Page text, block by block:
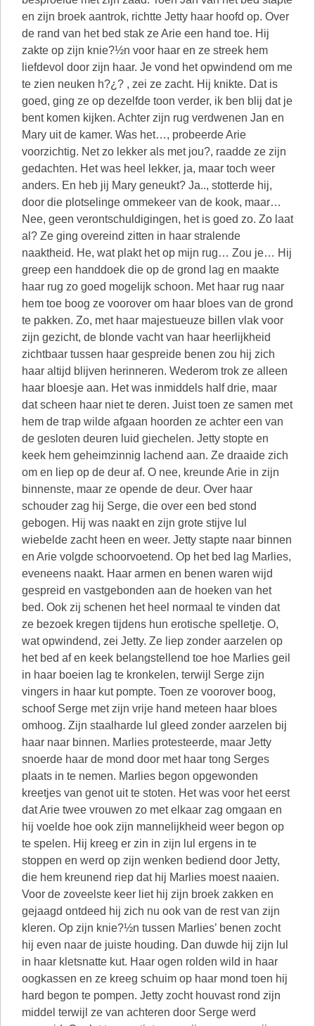
en zijn broek aantrok, richtte Jetty haar hoofd op. Over
de rand van het bed stak ze Arie een hand toe. Hij
zakte op zijn knie?½n voor haar en ze streek hem
liefdevol door zijn haar. Je vond het opwindend om me
te zien neuken h?¿? , zei ze zacht. Hij knikte. Dat is
goed, ging ze op dezelfde toon verder, ik ben blij dat je
bent komen kijken. Achter zijn rug verdwenen Jan en
Mary uit de kamer. Was het…, probeerde Arie
voorzichtig. Net zo lekker als met jou?, raadde ze zijn
gedachten. Het was heel lekker, ja, maar toch weer
anders. En heb jij Mary geneukt? Ja.., stotterde hij,
door die plotselinge ommekeer van de kook, maar…
Nee, geen verontschuldigingen, het is goed zo. Zo laat
al? Ze ging overeind zitten in haar stralende
naaktheid. He, wat plakt het op mijn rug… Zou je… Hij
greep een handdoek die op de grond lag en maakte
haar rug zo goed mogelijk schoon. Met haar rug naar
hem toe boog ze voorover om haar bloes van de grond
te pakken. Zo, met haar majestueuze billen vlak voor
zijn gezicht, de blonde vacht van haar heerlijkheid
zichtbaar tussen haar gespreide benen zou hij zich
haar altijd blijven herinneren. Wederom trok ze alleen
haar bloesje aan. Het was inmiddels half drie, maar
dat scheen haar niet te deren. Juist toen ze samen met
hem de trap wilde afgaan hoorden ze achter een van
de gesloten deuren luid giechelen. Jetty stopte en
keek hem geheimzinnig lachend aan. Ze draaide zich
om en liep op de deur af. O nee, kreunde Arie in zijn
binnenste, maar ze opende de deur. Over haar
schouder zag hij Serge, die over een bed stond
gebogen. Hij was naakt en zijn grote stijve lul
wiebelde zacht heen en weer. Jetty stapte naar binnen
en Arie volgde schoorvoetend. Op het bed lag Marlies,
eveneens naakt. Haar armen en benen waren wijd
gespreid en vastgebonden aan de hoeken van het
bed. Ook zij schenen het heel normaal te vinden dat
ze bezoek kregen tijdens hun erotische spelletje. O,
wat opwindend, zei Jetty. Ze liep zonder aarzelen op
het bed af en keek belangstellend toe hoe Marlies geil
in haar boeien lag te kronkelen, terwijl Serge zijn
vingers in haar kut pompte. Toen ze voorover boog,
schoof Serge met zijn vrije hand meteen haar bloes
omhoog. Zijn staalharde lul gleed zonder aarzelen bij
haar naar binnen. Marlies protesteerde, maar Jetty
snoerde haar de mond door met haar tong Serges
plaats in te nemen. Marlies begon opgewonden
kreetjes van genot uit te stoten. Het was voor het eerst
dat Arie twee vrouwen zo met elkaar zag omgaan en
hij voelde hoe ook zijn mannelijkheid weer begon op
te spelen. Hij kreeg er zin in zijn lul ergens in te
stoppen en werd op zijn wenken bediend door Jetty,
die hem kreunend riep dat hij Marlies moest naaien.
Voor de zoveelste keer liet hij zijn broek zakken en
gejaagd ontdeed hij zich nu ook van de rest van zijn
kleren. Op zijn knie?½n tussen Marlies’ benen zocht
hij even naar de juiste houding. Dan duwde hij zijn lul
in haar kletsnatte kut. Haar ogen rolden wild in haar
oogkassen en ze kreeg schuim op haar mond toen hij
hard begon te pompen. Jetty zocht houvast rond zijn
middel terwijl ze van achteren door Serge werd